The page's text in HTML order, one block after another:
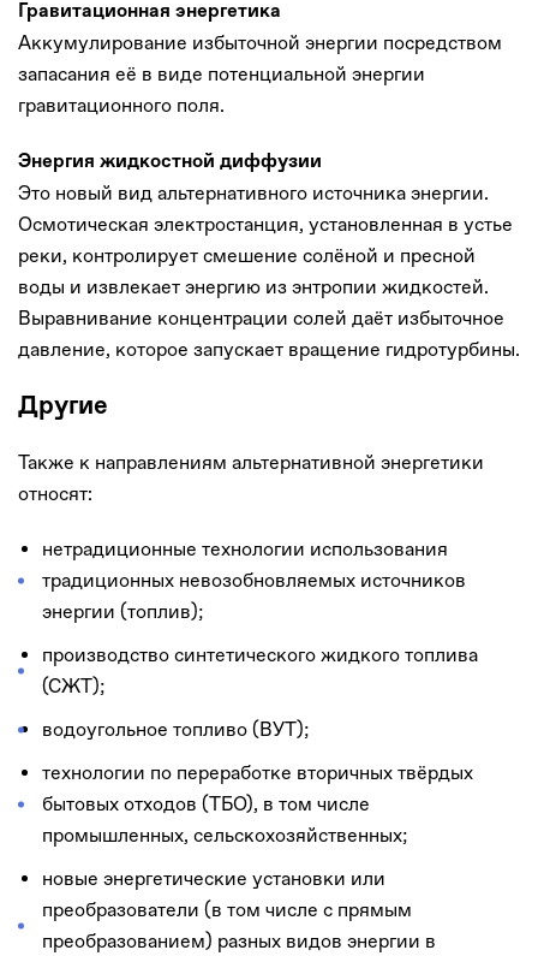
Гравитационная энергетика
Аккумулирование избыточной энергии посредством
запасания её в виде потенциальной энергии
гравитационного поля.
Энергия жидкостной диффузии
Это новый вид альтернативного источника энергии.
Осмотическая электростанция, установленная в устье
реки, контролирует смешение солёной и пресной
воды и извлекает энергию из энтропии жидкостей.
Выравнивание концентрации солей даёт избыточное
давление, которое запускает вращение гидротурбины.
Другие
Также к направлениям альтернативной энергетики
относят:
нетрадиционные технологии использования
традиционных невозобновляемых источников
энергии (топлив);
производство синтетического жидкого топлива
(СЖТ);
водоугольное топливо (ВУТ);
технологии по переработке вторичных твёрдых
бытовых отходов (ТБО), в том числе
промышленных, сельскохозяйственных;
новые энергетические установки или
преобразователи (в том числе с прямым
преобразованием) разных видов энергии в